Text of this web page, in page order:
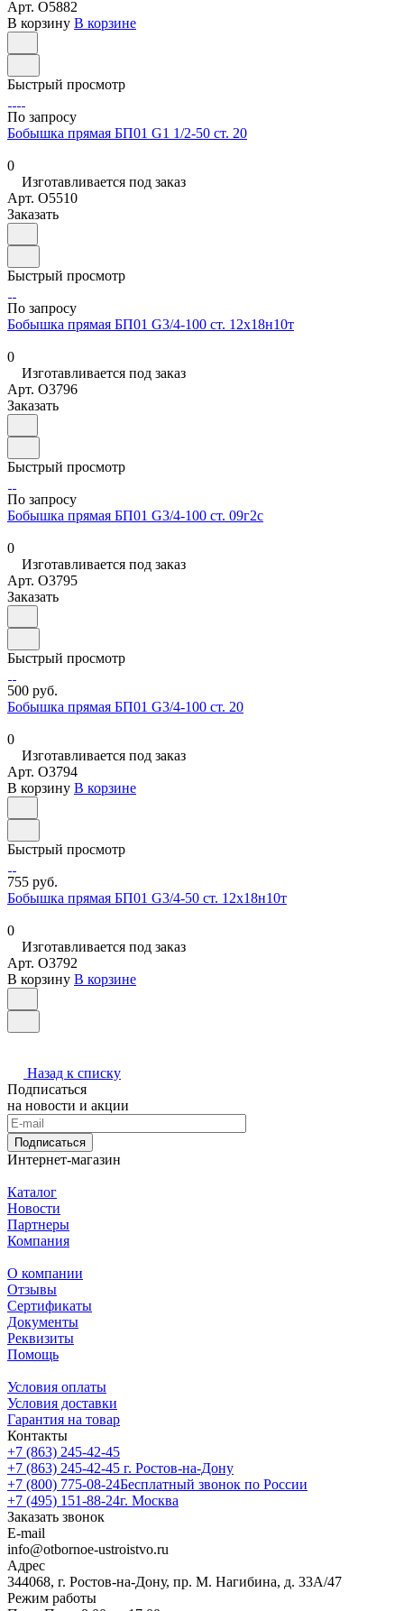
Арт. O5882
В корзину В корзине
Быстрый просмотр
По запросу
Бобышка прямая БП01 G1 1/2-50 ст. 20
0
Изготавливается под заказ
Арт. O5510
Заказать
Быстрый просмотр
По запросу
Бобышка прямая БП01 G3/4-100 ст. 12х18н10т
0
Изготавливается под заказ
Арт. O3796
Заказать
Быстрый просмотр
По запросу
Бобышка прямая БП01 G3/4-100 ст. 09г2с
0
Изготавливается под заказ
Арт. O3795
Заказать
Быстрый просмотр
500 руб.
Бобышка прямая БП01 G3/4-100 ст. 20
0
Изготавливается под заказ
Арт. O3794
В корзину В корзине
Быстрый просмотр
755 руб.
Бобышка прямая БП01 G3/4-50 ст. 12х18н10т
0
Изготавливается под заказ
Арт. O3792
В корзину В корзине
Назад к списку
Подписаться
на новости и акции
Подписаться
Интернет-магазин
Каталог
Новости
Партнеры
Компания
О компании
Отзывы
Сертификаты
Документы
Реквизиты
Помощь
Условия оплаты
Условия доставки
Гарантия на товар
Контакты
+7 (863) 245-42-45
+7 (863) 245-42-45 г. Ростов-на-Дону
+7 (800) 775-08-24Бесплатный звонок по России
+7 (495) 151-88-24г. Москва
Заказать звонок
E-mail
info@otbornoe-ustroistvo.ru
Адрес
344068, г. Ростов-на-Дону, пр. М. Нагибина, д. 33А/47
Режим работы